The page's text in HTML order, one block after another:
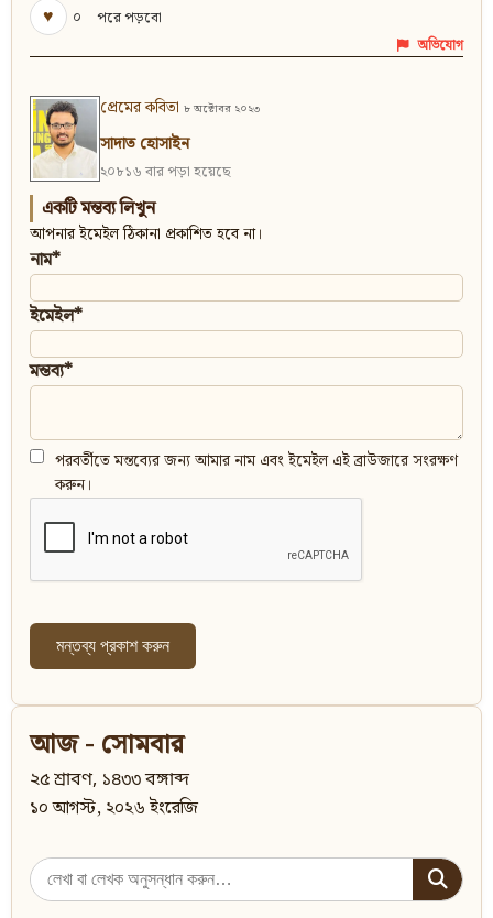
♥
০ পরে পড়বো
অভিযোগ
প্রেমের কবিতা ৮ অক্টোবর ২০২৩
সাদাত হোসাইন
২০৮১৬ বার পড়া হয়েছে
একটি মন্তব্য লিখুন
আপনার ইমেইল ঠিকানা প্রকাশিত হবে না।
নাম*
ইমেইল*
মন্তব্য*
পরবর্তীতে মন্তব্যের জন্য আমার নাম এবং ইমেইল এই ব্রাউজারে সংরক্ষণ
করুন।
আজ - সোমবার
২৫ শ্রাবণ, ১৪৩৩ বঙ্গাব্দ
১০ আগস্ট, ২০২৬ ইংরেজি
Search
for: